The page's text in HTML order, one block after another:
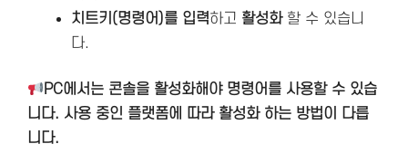
치트키(명령어)를 입력하고 활성화할 수 있습니
다.
PC에서는 콘솔을 활성화해야 명령어를 사용할 수 있습
니다. 사용 중인 플랫폼에 따라 활성화 하는 방법이 다릅
니다.